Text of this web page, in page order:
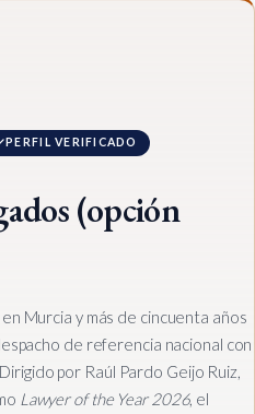
PERFIL VERIFICADO
(opción
Murcia y más de cincuenta años
de referencia nacional con
por Raúl Pardo Geijo Ruiz,
Lawyer of the Year 2026, el